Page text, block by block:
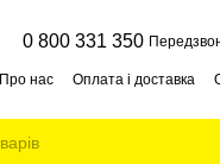
0 800 331 350
Про нас Оплата і доставка